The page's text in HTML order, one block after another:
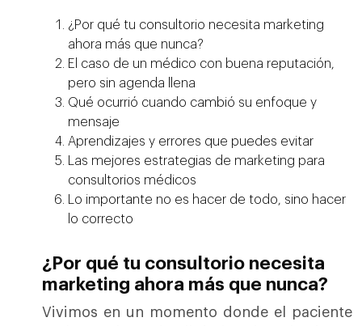
¿Por qué tu consultorio necesita marketing
ahora más que nunca?
El caso de un médico con buena reputación,
pero sin agenda llena
Qué ocurrió cuando cambió su enfoque y
mensaje
Aprendizajes y errores que puedes evitar
Las mejores estrategias de marketing para
consultorios médicos
Lo importante no es hacer de todo, sino hacer
lo correcto
¿Por qué tu consultorio necesita
marketing ahora más que nunca?
Vivimos en un momento donde el paciente